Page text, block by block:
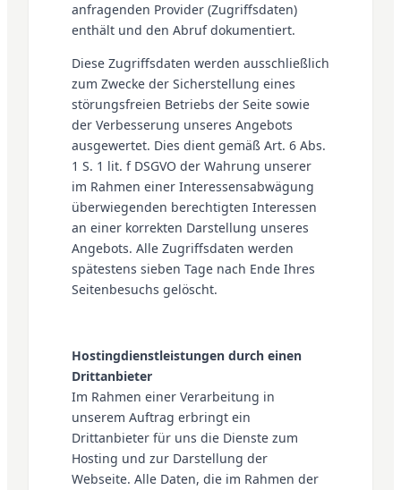
anfragenden Provider (Zugriffsdaten)
enthält und den Abruf dokumentiert.
Diese Zugriffsdaten werden ausschließlich
zum Zwecke der Sicherstellung eines
störungsfreien Betriebs der Seite sowie
der Verbesserung unseres Angebots
ausgewertet. Dies dient gemäß Art. 6 Abs.
1 S. 1 lit. f DSGVO der Wahrung unserer
im Rahmen einer Interessensabwägung
überwiegenden berechtigten Interessen
an einer korrekten Darstellung unseres
Angebots. Alle Zugriffsdaten werden
spätestens sieben Tage nach Ende Ihres
Seitenbesuchs gelöscht.
Hostingdienstleistungen durch einen
Drittanbieter
Im Rahmen einer Verarbeitung in
unserem Auftrag erbringt ein
Drittanbieter für uns die Dienste zum
Hosting und zur Darstellung der
Webseite. Alle Daten, die im Rahmen der